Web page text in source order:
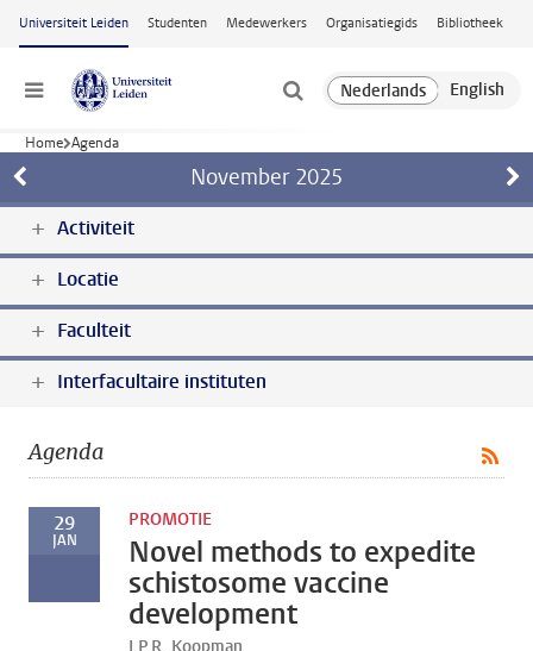
Ga naar hoofdinhoud
Universiteit Leiden Studenten Medewerkers Organisatiegids Bibliotheek
Menu
Home Agenda
November 2025
Activiteit
Locatie
Faculteit
Interfacultaire instituten
Agenda
29
JAN
PROMOTIE
Novel methods to expedite
schistosome vaccine
development